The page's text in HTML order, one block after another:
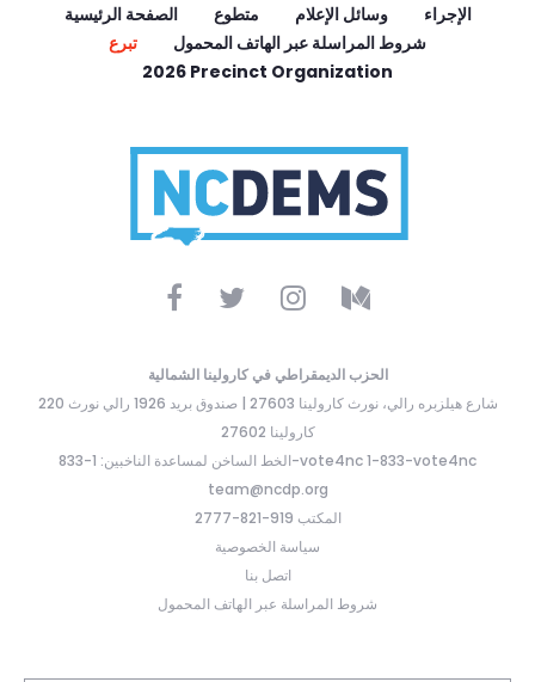
الصفحة الرئيسية متطوع وسائل الإعلام
الإجراء
تبرع
شروط المراسلة عبر الهاتف المحمول
2026 Precinct Organization
الحزب الديمقراطي في كارولينا الشمالية
220 شارع هيلزبره رالي، نورث كارولينا 27603 | صندوق بريد 1926 رالي نورث
كارولينا 27602
الخط الساخن لمساعدة الناخبين: 1-833-vote4nc 1-833-vote4nc
team@ncdp.org
المكتب 919-821-2777
سياسة الخصوصية
اتصل بنا
شروط المراسلة عبر الهاتف المحمول